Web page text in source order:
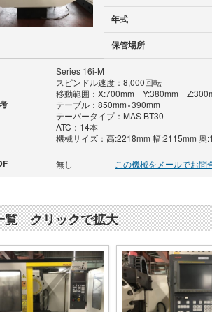
年式
保管場所
Series 16i-M
スピンドル速度：8,000回転
移動範囲：X:700mm Y:380mm
テーブル：850mm×390mm
テーパータイプ：MAS BT30
ATC：14本
機械サイズ：高:2218mm 幅:2115mm 奥
無し この機械をメールでお問
覧 クリックで拡大